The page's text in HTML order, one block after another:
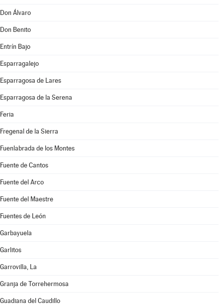
Don Álvaro
Don Benito
Entrín Bajo
Esparragalejo
Esparragosa de Lares
Esparragosa de la Serena
Feria
Fregenal de la Sierra
Fuenlabrada de los Montes
Fuente de Cantos
Fuente del Arco
Fuente del Maestre
Fuentes de León
Garbayuela
Garlitos
Garrovilla, La
Granja de Torrehermosa
Guadiana del Caudillo